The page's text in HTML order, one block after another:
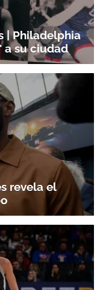
| Philadelphia
a su ciudad
revela el